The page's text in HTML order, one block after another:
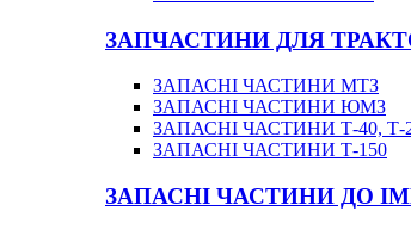
ЗАПЧАСТИНИ ДЛЯ
ЗАПАСНІ ЧАСТИНИ МТЗ
ЗАПАСНІ ЧАСТИНИ ЮМЗ
ЗАПАСНІ ЧАСТИНИ Т-40, Т-
ЗАПАСНІ ЧАСТИНИ Т-150
ЗАПАСНІ ЧАСТИНИ ДО